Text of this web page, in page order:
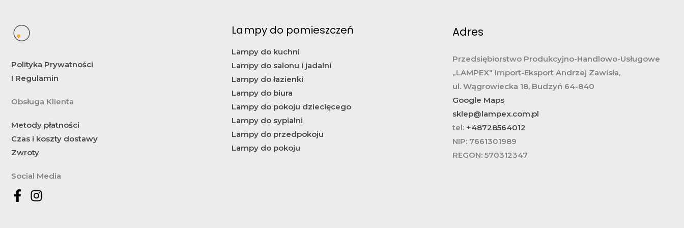
Polityka Prywatności
I Regulamin
Obsługa Klienta
Metody płatności
Czas i koszty dostawy
Zwroty
Social Media
Lampy do pomieszczeń
Lampy do kuchni
Lampy do salonu i jadalni
Lampy do łazienki
Lampy do biura
Lampy do pokoju dziecięcego
Lampy do sypialni
Lampy do przedpokoju
Lampy do pokoju
Adres
Przedsiębiorstwo Produkcyjno-Handlowo-Usługowe
„LAMPEX" Import-Eksport Andrzej Zawisła,
ul. Wągrowiecka 18, Budzyń 64-840
Google Maps
sklep@lampex.com.pl
tel: +48728564012
NIP: 7661301989
REGON:570312347